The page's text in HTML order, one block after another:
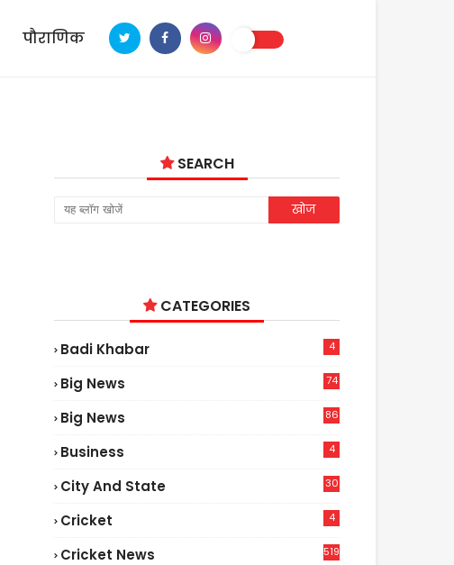
पौराणिक
SEARCH
CATEGORIES
Badi Khabar 4
Big News
74
Big News
86
Business 4
City And State 30
Cricket 4
Cricket News 519